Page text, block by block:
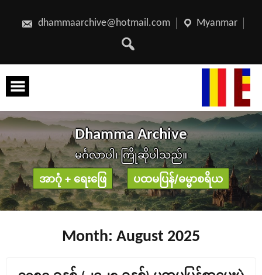
content
dhammaarchive@hotmail.com Myanmar
Dhamma Archive
မင်္ဂလာပါ၊ ကြိုဆိုပါသည်။
အာဂုံ + ရေးဖြေ ပထမပြန်/ဓမ္မာစရိယ
Month: August 2025